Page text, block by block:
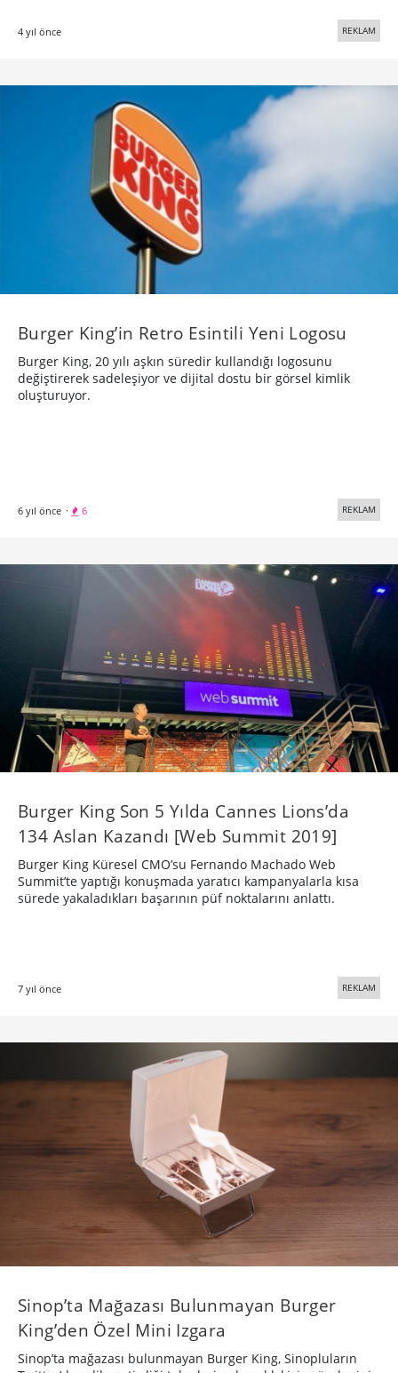
4 yıl önce REKLAM
Burger King’in Retro Esintili Yeni Logosu
Burger King, 20 yılı aşkın süredir kullandığı logosunu
değiştirerek sadeleşiyor ve dijital dostu bir görsel kimlik
oluşturuyor.
6 yıl önce · 6 REKLAM
Burger King Son 5 Yılda Cannes Lions’da
134 Aslan Kazandı [Web Summit 2019]
Burger King Küresel CMO’su Fernando Machado Web
Summit’te yaptığı konuşmada yaratıcı kampanyalarla kısa
sürede yakaladıkları başarının püf noktalarını anlattı.
7 yıl önce REKLAM
Sinop’ta Mağazası Bulunmayan Burger
King’den Özel Mini Izgara
Sinop’ta mağazası bulunmayan Burger King, Sinopluların